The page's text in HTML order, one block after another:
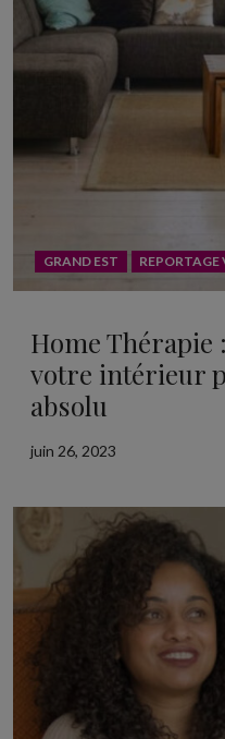
GRAND EST REPORTAGE
Home Thérapie
votre intérieur
absolu
juin 26, 2023